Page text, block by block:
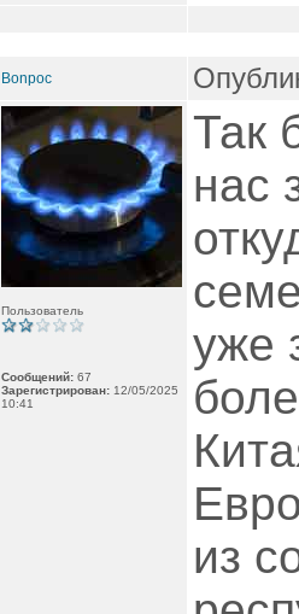
Bonpoc
Пользователь
Сообщений: 67
Зарегистрирован: 12/05/2025
10:41
Так
нас
уже
из